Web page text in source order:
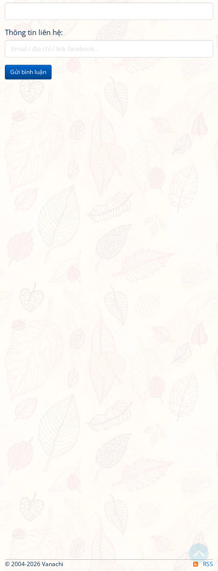
Thông tin liên hệ:
Gửi bình luận
© 2004-2026 Vanachi RSS